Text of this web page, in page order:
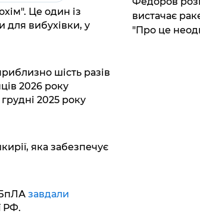
Це один із
для вибухівки, у
шість разів
2026 року
2025 року
яка забезпечує
завдали
РФ.
вистачає
"Про це